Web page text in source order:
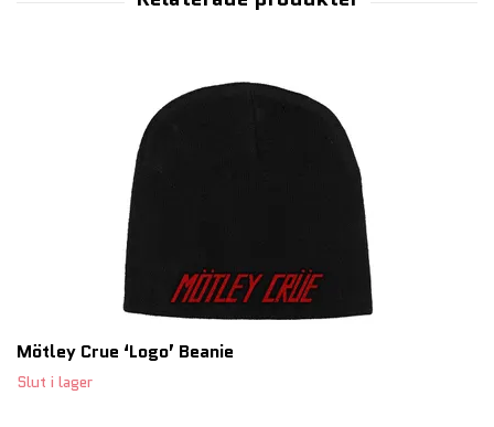
Mötley Crue ‘Logo’ Beanie
Slut i lager